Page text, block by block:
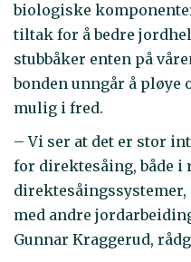
biologiske
tiltak for å bedre
stubbåker enten på
bonden unngår å pløye
mulig i fred.
– Vi ser at det er stor
for direktesåing, både i
med andre
Gunnar Kraggerud,